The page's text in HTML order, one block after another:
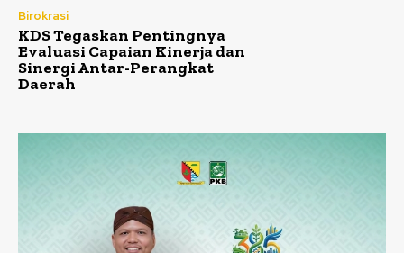
Birokrasi
KDS Tegaskan Pentingnya
Evaluasi Capaian Kinerja dan
Sinergi Antar-Perangkat
Daerah